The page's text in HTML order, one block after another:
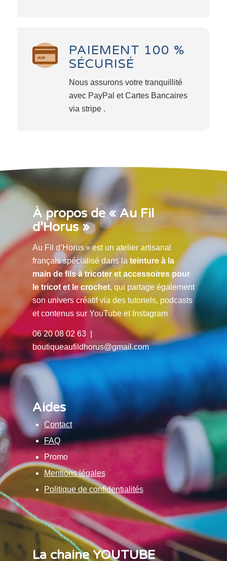
PAIEMENT 100 %
SÉCURISÉ
Nous assurons votre tranquillité
avec PayPal et Cartes Bancaires
via stripe .
À propos de « Au Fil
d’Horus »
Au Fil d’Horus » est un atelier artisanal
français spécialisé dans la teinture à la
main de fils à tricoter et accessoires pour
le tricot et le crochet, qui partage également
son univers créatif via des tutoriels, podcasts
et contenus sur YouTube et Instagram
06 20 08 02 63 |
boutiqueaufildhorus@gmail.com
Aides
Contact
FAQ
Promo
Mentions légales
Politique de confidentialités
La chaine YOUTUBE